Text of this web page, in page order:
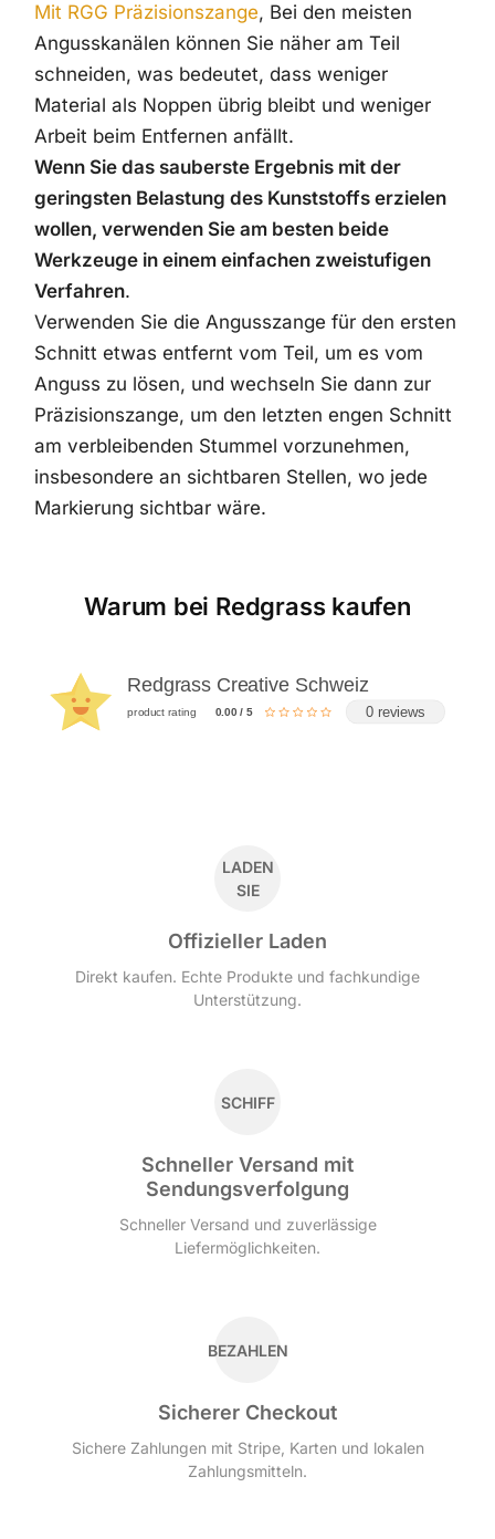
Mit RGG Präzisionszange, Bei den meisten
Angusskanälen können Sie näher am Teil
schneiden, was bedeutet, dass weniger
Material als Noppen übrig bleibt und weniger
Arbeit beim Entfernen anfällt.
Wenn Sie das sauberste Ergebnis mit der
geringsten Belastung des Kunststoffs erzielen
wollen, verwenden Sie am besten beide
Werkzeuge in einem einfachen zweistufigen
Verfahren.
Verwenden Sie die Angusszange für den ersten
Schnitt etwas entfernt vom Teil, um es vom
Anguss zu lösen, und wechseln Sie dann zur
Präzisionszange, um den letzten engen Schnitt
am verbleibenden Stummel vorzunehmen,
insbesondere an sichtbaren Stellen, wo jede
Markierung sichtbar wäre.
Warum bei Redgrass kaufen
Redgrass Creative Schweiz
product rating 0.00 / 5 0 reviews
LADEN
SIE
Offizieller Laden
Direkt kaufen. Echte Produkte und fachkundige
Unterstützung.
SCHIFF
Schneller Versand mit
Sendungsverfolgung
Schneller Versand und zuverlässige
Liefermöglichkeiten.
BEZAHLEN
Sicherer Checkout
Sichere Zahlungen mit Stripe, Karten und lokalen
Zahlungsmitteln.